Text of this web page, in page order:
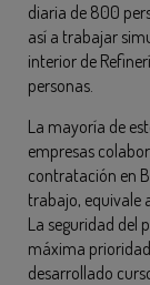
diaria de 800
así a trabajar
interior de
personas.
La mayoría de
empresas
contratación en
trabajo, equivale
La seguridad del
máxima
desarrollado